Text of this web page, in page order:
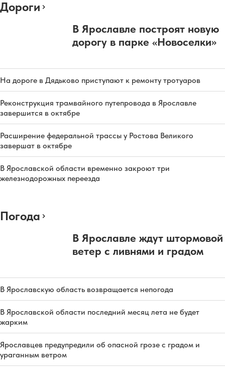
Дороги
В Ярославле построят новую
дорогу в парке «Новоселки»
На дороге в Дядьково приступают к ремонту тротуаров
Реконструкция трамвайного путепровода в Ярославле
завершится в октябре
Расширение федеральной трассы у Ростова Великого
завершат в октябре
В Ярославской области временно закроют три
железнодорожных переезда
Погода
В Ярославле ждут штормовой
ветер с ливнями и градом
В Ярославскую область возвращается непогода
В Ярославской области последний месяц лета не будет
жарким
Ярославцев предупредили об опасной грозе с градом и
ураганным ветром